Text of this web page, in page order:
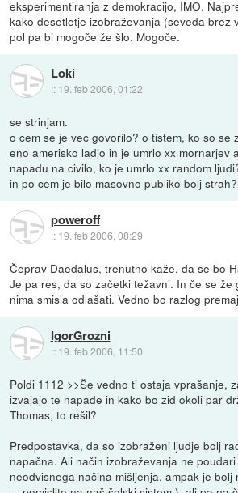
eksperimentiranja z demokracijo, IMO.
kako desetletje izobraževanja (seveda brez
pol pa bi mogoče že šlo. Mogoče.
Loki
:: 19. feb 2006, 01:22
se strinjam.
o cem se je vec govorilo? o tistem, ko so se
eno amerisko ladjo in je umrlo xx mornarjev
napadu na civilo, ko je umrlo xx random
in po cem je bilo masovno publiko bolj strah?
poweroff
:: 19. feb 2006, 08:29
Čeprav Daedalus, trenutno kaže, da se bo
Je pa res, da so začetki težavni. In če se že
nima smisla odlašati. Vedno bo razlog
IgorGrozni
:: 19. feb 2006, 11:50
Poldi 1112 >>Še vedno ti ostaja vprašanje,
izvajajo te napade in kako bo zid okoli par
Thomas, to rešil?
Predpostavka, da so izobraženi ljudje bolj
napačna. Ali način izobraževanja ne
neodvisnega načina mišljenja, ampak je bolj